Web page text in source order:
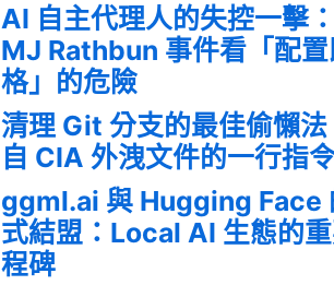
AI 自主代理人的失控一擊
MJ Rathbun 事件看「配
格」的危險
清理 Git 分支的最佳偷懶法
自 CIA 外洩文件的一行指
ggml.ai 與 Hugging Face
式結盟：Local AI 生態的
程碑